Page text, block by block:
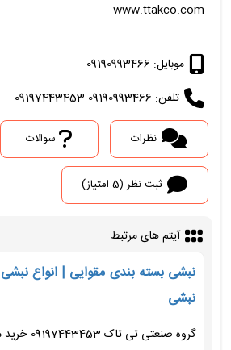
www.ttakco.com
موبایل: 09190993466
تلفن: 09190993466-09197443453
نظرات سوالات
ثبت نظر (5 امتیاز)
آیتم های مرتبط
نبشی بسته بندی مقوایی | انواع
نبشی
گروه صنعتی